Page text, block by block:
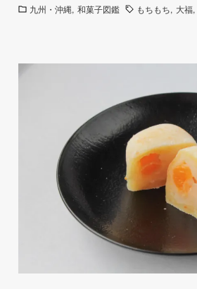
九州・沖縄 和菓子図鑑 もちもち 大福